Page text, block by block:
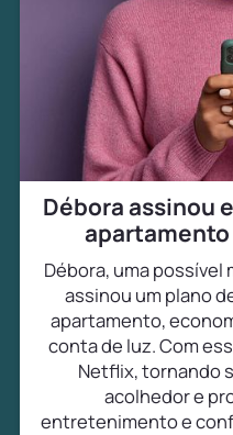
Débora assinou
Débora, uma
assinou um plano
apartamento,
conta de luz. Com
Netflix, tornando
acolhedor e
entretenimento e